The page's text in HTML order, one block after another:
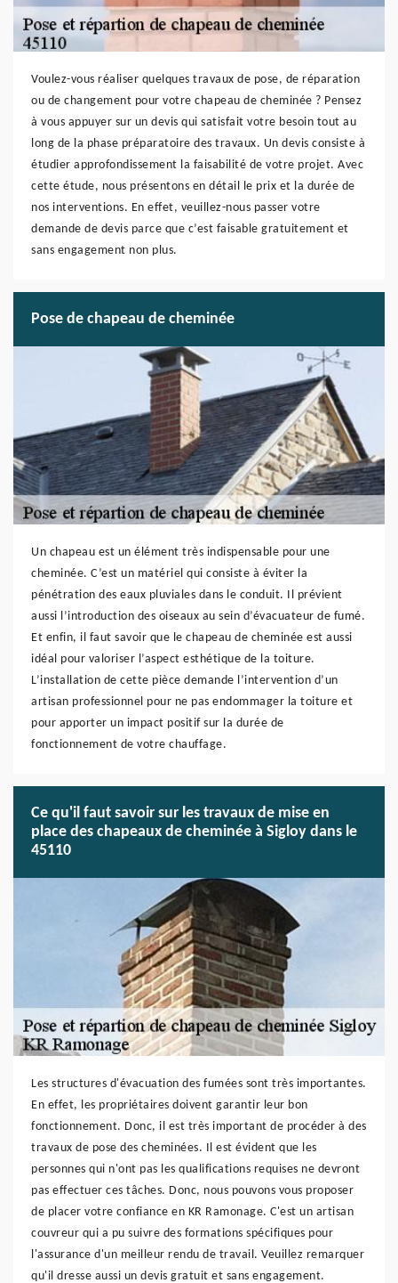
Voulez-vous réaliser quelques travaux de pose, de réparation
ou de changement pour votre chapeau de cheminée ? Pensez
à vous appuyer sur un devis qui satisfait votre besoin tout au
long de la phase préparatoire des travaux. Un devis consiste à
étudier approfondissement la faisabilité de votre projet. Avec
cette étude, nous présentons en détail le prix et la durée de
nos interventions. En effet, veuillez-nous passer votre
demande de devis parce que c’est faisable gratuitement et
sans engagement non plus.
Pose de chapeau de cheminée
Un chapeau est un élément très indispensable pour une
cheminée. C’est un matériel qui consiste à éviter la
pénétration des eaux pluviales dans le conduit. Il prévient
aussi l’introduction des oiseaux au sein d’évacuateur de fumé.
Et enfin, il faut savoir que le chapeau de cheminée est aussi
idéal pour valoriser l’aspect esthétique de la toiture.
L’installation de cette pièce demande l’intervention d’un
artisan professionnel pour ne pas endommager la toiture et
pour apporter un impact positif sur la durée de
fonctionnement de votre chauffage.
Ce qu'il faut savoir sur les travaux de mise en
place des chapeaux de cheminée à Sigloy dans le
45110
Les structures d'évacuation des fumées sont très importantes.
En effet, les propriétaires doivent garantir leur bon
fonctionnement. Donc, il est très important de procéder à des
travaux de pose des cheminées. Il est évident que les
personnes qui n'ont pas les qualifications requises ne devront
pas effectuer ces tâches. Donc, nous pouvons vous proposer
de placer votre confiance en KR Ramonage. C'est un artisan
couvreur qui a pu suivre des formations spécifiques pour
l'assurance d'un meilleur rendu de travail. Veuillez remarquer
qu'il dresse aussi un devis gratuit et sans engagement.